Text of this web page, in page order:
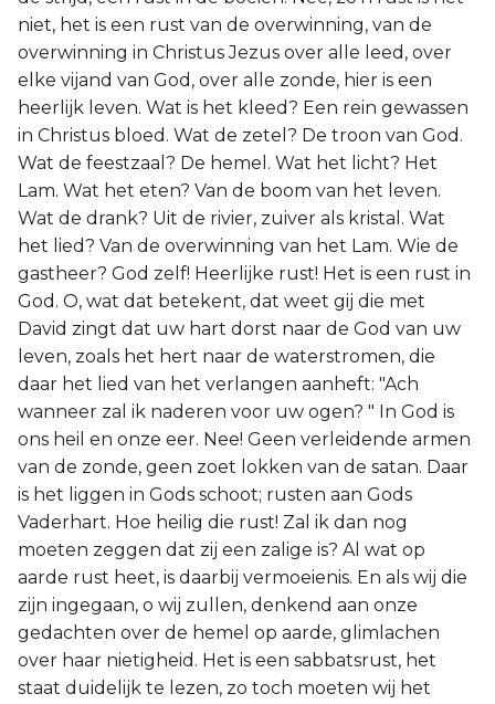
niet, het is een rust van de overwinning, van de
overwinning in Christus Jezus over alle leed, over
elke vijand van God, over alle zonde, hier is een
heerlijk leven. Wat is het kleed? Een rein gewassen
in Christus bloed. Wat de zetel? De troon van God.
Wat de feestzaal? De hemel. Wat het licht? Het
Lam. Wat het eten? Van de boom van het leven.
Wat de drank? Uit de rivier, zuiver als kristal. Wat
het lied? Van de overwinning van het Lam. Wie de
gastheer? God zelf! Heerlijke rust! Het is een rust in
God. O, wat dat betekent, dat weet gij die met
David zingt dat uw hart dorst naar de God van uw
leven, zoals het hert naar de waterstromen, die
daar het lied van het verlangen aanheft: "Ach
wanneer zal ik naderen voor uw ogen? " In God is
ons heil en onze eer. Nee! Geen verleidende armen
van de zonde, geen zoet lokken van de satan. Daar
is het liggen in Gods schoot; rusten aan Gods
Vaderhart. Hoe heilig die rust! Zal ik dan nog
moeten zeggen dat zij een zalige is? Al wat op
aarde rust heet, is daarbij vermoeienis. En als wij die
zijn ingegaan, o wij zullen, denkend aan onze
gedachten over de hemel op aarde, glimlachen
over haar nietigheid. Het is een sabbatsrust, het
staat duidelijk te lezen, zo toch moeten wij het